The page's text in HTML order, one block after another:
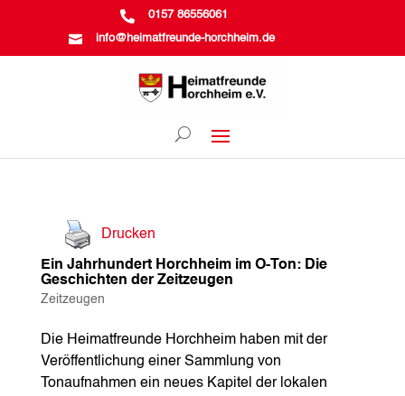
 0157 86556061
 info@heimatfreunde-horchheim.de
Drucken
Ein Jahrhundert Horchheim im O-Ton: Die
Geschichten der Zeitzeugen
Zeitzeugen
Die Heimatfreunde Horchheim haben mit der
Veröffentlichung einer Sammlung von
Tonaufnahmen ein neues Kapitel der lokalen